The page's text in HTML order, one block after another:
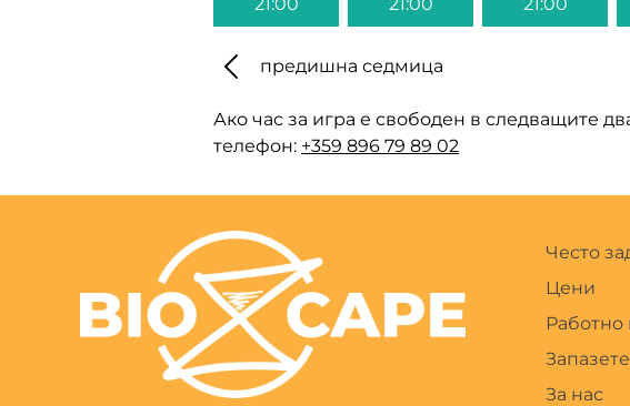
предишна седмица
Ако час за игра е свободен в следващите
телефон: +359 896 79 89 02
Често
Цени
За нас